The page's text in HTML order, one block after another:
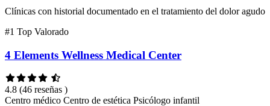
Clínicas con historial documentado en el tratamiento del dolor agudo
#1 Top Valorado
4 Elements Wellness Medical Center
4.8 (46 reseñas )
Centro médico Centro de estética Psicólogo infantil